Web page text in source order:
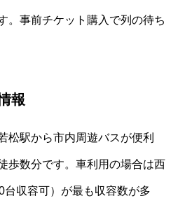
。事前チケット購入で列の待ち
報
松駅から市内周遊バスが便利
歩数分です。車利用の場合は西
台収容可）が最も収容数が多